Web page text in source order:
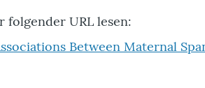
folgender URL lesen:
Between Maternal